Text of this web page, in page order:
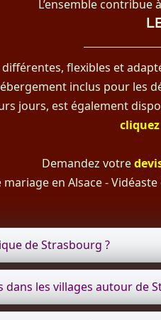
L’ensemble
flexibles et
inclus pour les
jours, est également
Demandez votre
mariage en Alsace-Vidéaste
de Strasbourg ?
dans les villages autour de